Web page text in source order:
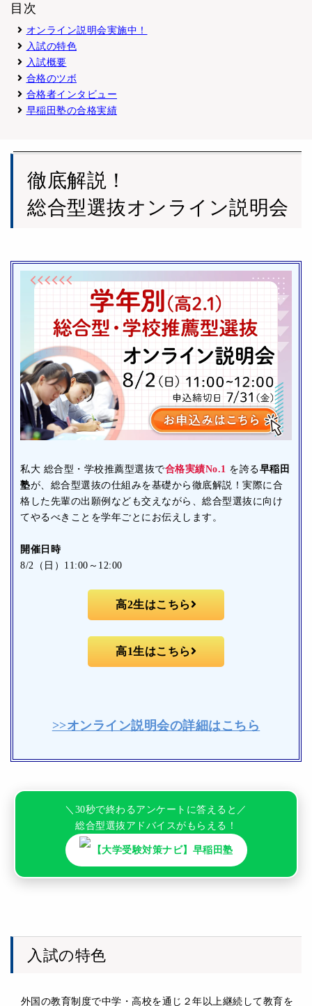
目次
オンライン説明会実施中！
入試の特色
入試概要
合格のツボ
合格者インタビュー
早稲田塾の合格実績
徹底解説！
総合型選抜オンライン説明会
私大 総合型・学校推薦型選抜で合格実績No.1 を誇る早稲田
塾が、総合型選抜の仕組みを基礎から徹底解説！実際に合
格した先輩の出願例なども交えながら、総合型選抜に向け
てやるべきことを学年ごとにお伝えします。
開催日時
8/2（日）11:00～12:00
高2生はこちら
高1生はこちら
>>オンライン説明会の詳細はこちら
＼30秒で終わるアンケートに答えると／
総合型選抜アドバイスがもらえる！
【大学受験対策ナビ】早稲田塾
入試の特色
外国の教育制度で中学・高校を通じ２年以上継続して教育を